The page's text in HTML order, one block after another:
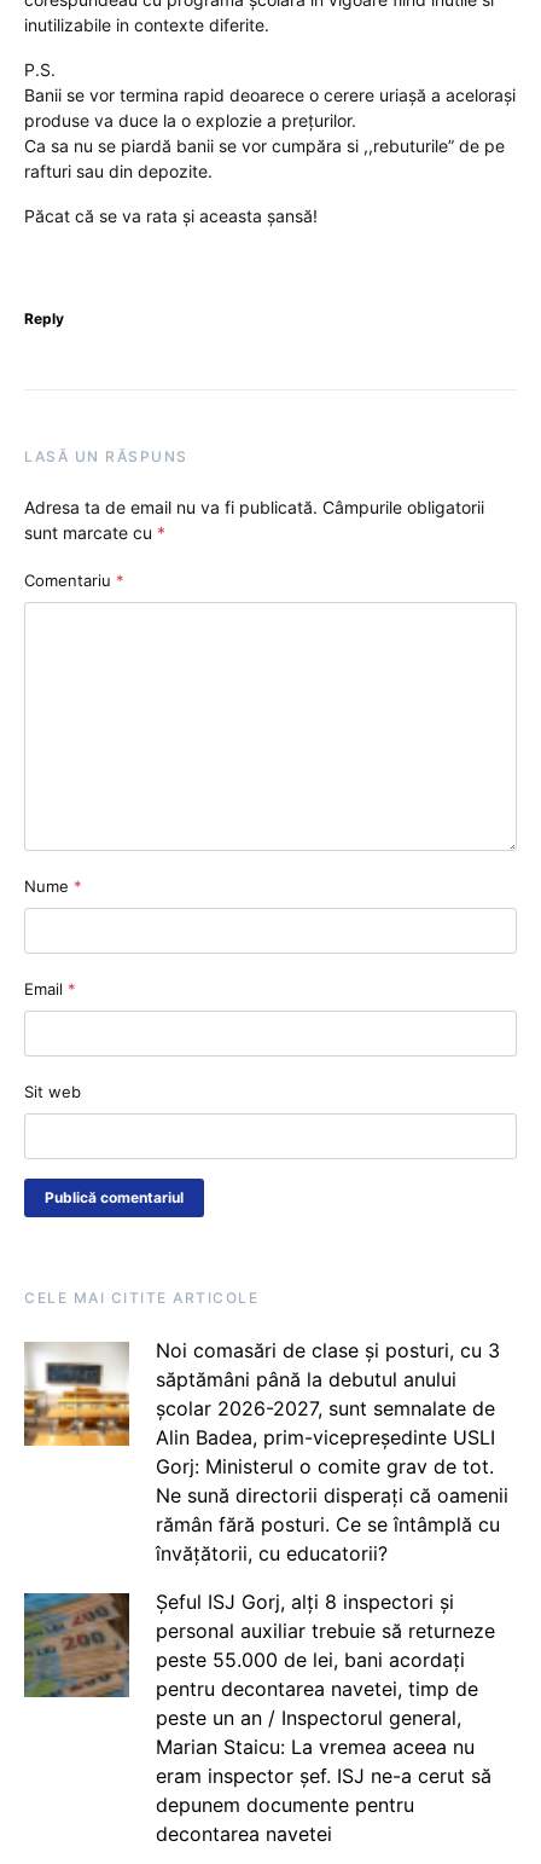
inutilizabile in contexte diferite.
P.S.
Banii se vor termina rapid deoarece o cerere uriașă a acelorași
produse va duce la o explozie a prețurilor.
Ca sa nu se piardă banii se vor cumpăra si ,,rebuturile” de pe
rafturi sau din depozite.
Păcat că se va rata și aceasta șansă!
Reply
LASĂ UN RĂSPUNS
Adresa ta de email nu va fi publicată. Câmpurile obligatorii
sunt marcate cu *
Comentariu *
Nume *
Email *
Sit web
CELE MAI CITITE ARTICOLE
Noi comasări de clase și posturi, cu 3
săptămâni până la debutul anului
școlar 2026-2027, sunt semnalate de
Alin Badea, prim-vicepreședinte USLI
Gorj: Ministerul o comite grav de tot.
Ne sună directorii disperați că oamenii
rămân fără posturi. Ce se întâmplă cu
învățătorii, cu educatorii?
Șeful ISJ Gorj, alți 8 inspectori și
personal auxiliar trebuie să returneze
peste 55.000 de lei, bani acordați
pentru decontarea navetei, timp de
peste un an / Inspectorul general,
Marian Staicu: La vremea aceea nu
eram inspector șef. ISJ ne-a cerut să
depunem documente pentru
decontarea navetei